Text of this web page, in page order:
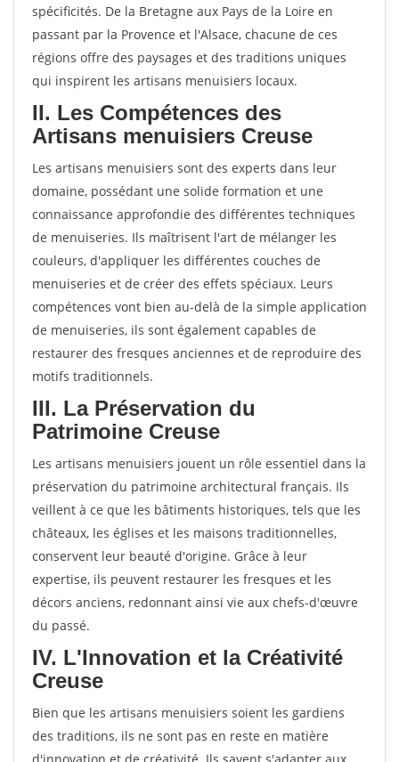
spécificités. De la Bretagne aux Pays de la Loire en
passant par la Provence et l'Alsace, chacune de ces
régions offre des paysages et des traditions uniques
qui inspirent les artisans menuisiers locaux.
II. Les Compétences des
Artisans menuisiers Creuse
Les artisans menuisiers sont des experts dans leur
domaine, possédant une solide formation et une
connaissance approfondie des différentes techniques
de menuiseries. Ils maîtrisent l'art de mélanger les
couleurs, d'appliquer les différentes couches de
menuiseries et de créer des effets spéciaux. Leurs
compétences vont bien au-delà de la simple application
de menuiseries, ils sont également capables de
restaurer des fresques anciennes et de reproduire des
motifs traditionnels.
III. La Préservation du
Patrimoine Creuse
Les artisans menuisiers jouent un rôle essentiel dans la
préservation du patrimoine architectural français. Ils
veillent à ce que les bâtiments historiques, tels que les
châteaux, les églises et les maisons traditionnelles,
conservent leur beauté d'origine. Grâce à leur
expertise, ils peuvent restaurer les fresques et les
décors anciens, redonnant ainsi vie aux chefs-d'œuvre
du passé.
IV. L'Innovation et la Créativité
Creuse
Bien que les artisans menuisiers soient les gardiens
des traditions, ils ne sont pas en reste en matière